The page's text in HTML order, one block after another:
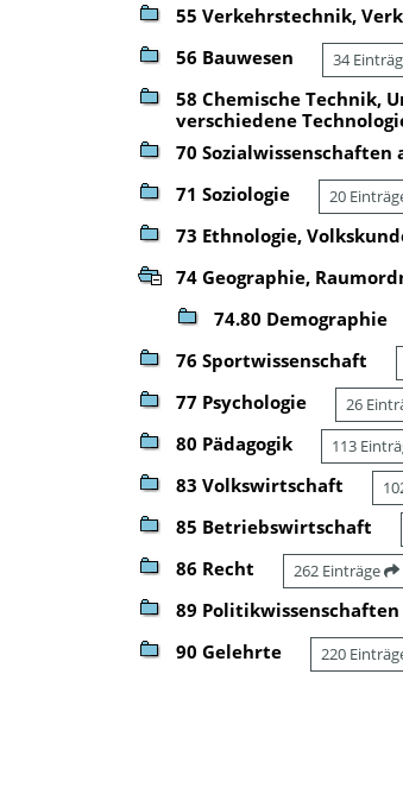
55 Verkehrstechnik,
56 Bauwesen 34
58 Chemische Technik,
verschiedene
70 Sozialwissenschaften
71 Soziologie 20
73 Ethnologie,
74 Geographie,
74.80 Demographie
76 Sportwissenschaft
77 Psychologie 26
80 Pädagogik 113
83 Volkswirtschaft
85 Betriebswirtschaft
86 Recht 262 Einträge
89 Politikwissenschaften
90 Gelehrte 220